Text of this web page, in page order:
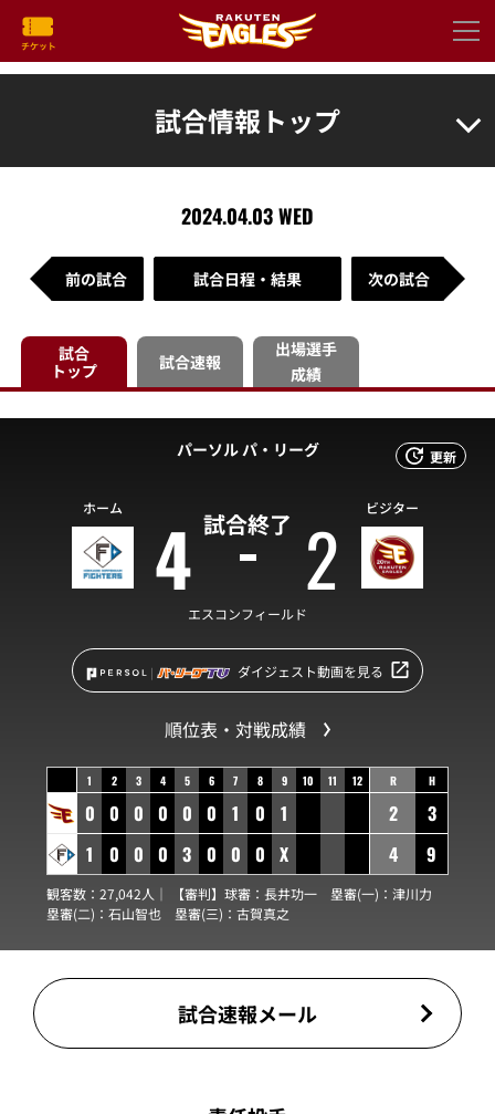
試合情報トップ
2024.04.03 WED
前の試合 試合日程・結果 次の試合
試合
トップ
試合速報
出場選手
成績
更新
パーソル パ・リーグ
試合終了
ホーム 4 2 ビジター
エスコンフィールド
ダイジェスト動画を見る
順位表・対戦成績
1 2 3 4 5 6 7 8 9 10 11 12
0 0 0 0 0 0 1 0
1
1
0 0 0 3 0 0 0 X
R H
2
3
4
9
観客数：27,042人｜ 【審判】球審： 長井功一 塁審(一)： 津川力
塁審(二)： 石山智也 塁審(三)： 古賀真之
試合速報メール